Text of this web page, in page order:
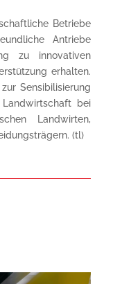
Betriebe
Antriebe
zu innovativen
erhalten.
Sensibilisierung
bei
Landwirten,
(tl)